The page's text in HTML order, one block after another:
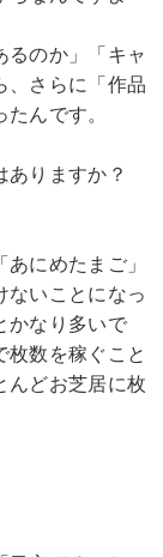
るのか」「キャ
、さらに「作品
んです。
りますか？
にめたまご」
ないことになっ
かなり多いで
枚数を稼ぐこと
んどお芝居に枚